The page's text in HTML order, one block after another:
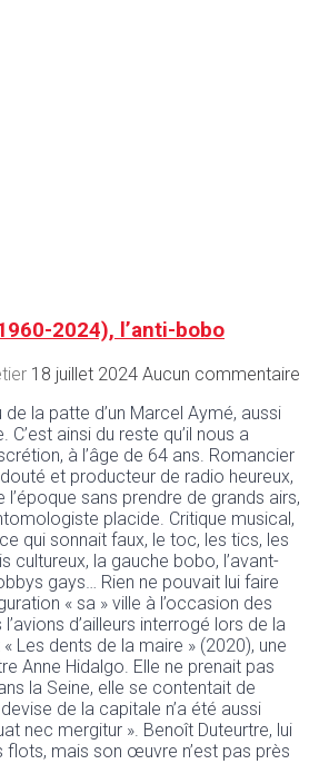
2024), l’anti-bobo
18 juillet 2024 Aucun commentaire
la patte d’un Marcel Aymé, aussi
ainsi du reste qu’il nous a
à l’âge de 64 ans. Romancier
et producteur de radio heureux,
sans prendre de grands airs,
placide. Critique musical,
qui sonnait faux, le toc, les tics, les
cultureux, la gauche bobo, l’avant-
gays… Rien ne pouvait lui faire
« sa » ville à l’occasion des
d’ailleurs interrogé lors de la
Les dents de la maire » (2020), une
Anne Hidalgo. Elle ne prenait pas
la Seine, elle se contentait de
de la capitale n’a été aussi
nec mergitur ». Benoît Duteurtre, lui
flots, mais son œuvre n’est pas près